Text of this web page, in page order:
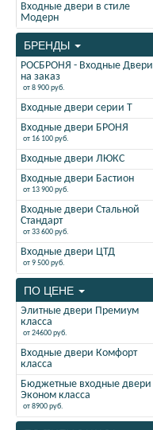
Входные двери в стиле
Модерн
БРЕНДЫ
РОСБРОНЯ - Входные Двери
на заказ
от 8 900 руб.
Входные двери серии Т
Входные двери БРОНЯ
от 16 100 руб.
Входные двери ЛЮКС
Входные двери Бастион
от 13 900 руб.
Входные двери Стальной
Стандарт
от 33 600 руб.
Входные двери ЦТД
от 9 500 руб.
ПО ЦЕНЕ
Элитные двери Премиум
класса
от 24600 руб.
Входные двери Комфорт
класса
Бюджетные входные двери
Эконом класса
от 8900 руб.